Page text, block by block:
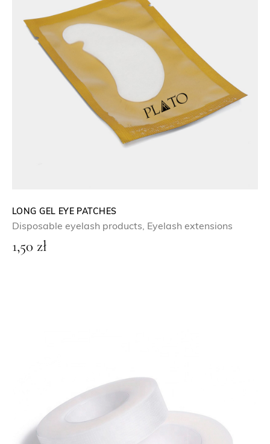
LONG GEL EYE PATCHES
Disposable eyelash products, Eyelash extensions
1,50 zł